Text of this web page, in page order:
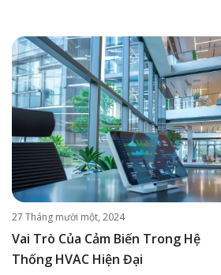
27 Tháng mười một, 2024
Vai Trò Của Cảm Biến Trong Hệ
Thống HVAC Hiện Đại